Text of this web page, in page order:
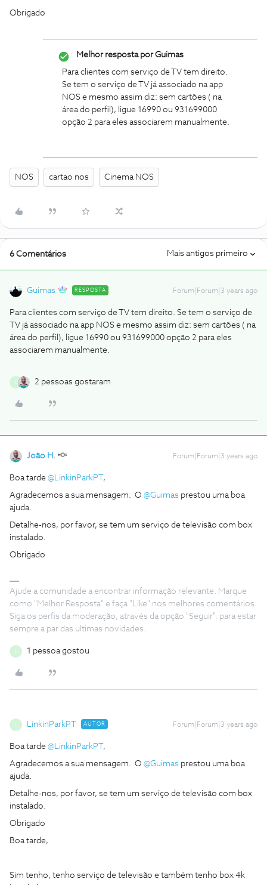
Obrigado
Melhor resposta porGuimas
Para clientes com serviço de TV tem direito.
Se tem o serviço de TV já associado na app
NOS e mesmo assim diz: sem cartões ( na
área do perfil), ligue 16990 ou 931699000
opção 2 para eles associarem manualmente.
NOS cartao nos Cinema NOS
6 Comentários Mais antigos primeiro
Guimas RESPOSTA Forum|Forum|3 years ago
Para clientes com serviço de TV tem direito. Se tem o serviço de
TV já associado na app NOS e mesmo assim diz: sem cartões ( na
área do perfil), ligue 16990 ou 931699000 opção 2 para eles
associarem manualmente.
2 pessoas gostaram
João H. Forum|Forum|3 years ago
Boa tarde @LinkinParkPT ,
Agradecemos a sua mensagem. O @Guimas prestou uma boa
ajuda.
Detalhe-nos, por favor, se tem um serviço de televisão com box
instalado.
Obrigado
Ajude a comunidade a encontrar informação relevante. Marque
como "Melhor Resposta" e faça "Like" nos melhores comentários.
Siga os perfis da moderação, através da opção "Seguir", para estar
sempre a par das ultimas novidades.
1 pessoa gostou
LinkinParkPT AUTOR Forum|Forum|3 years ago
Boa tarde @LinkinParkPT ,
Agradecemos a sua mensagem. O @Guimas prestou uma boa
ajuda.
Detalhe-nos, por favor, se tem um serviço de televisão com box
instalado.
Obrigado
Boa tarde,
Sim tenho, tenho serviço de televisão e também tenho box 4k